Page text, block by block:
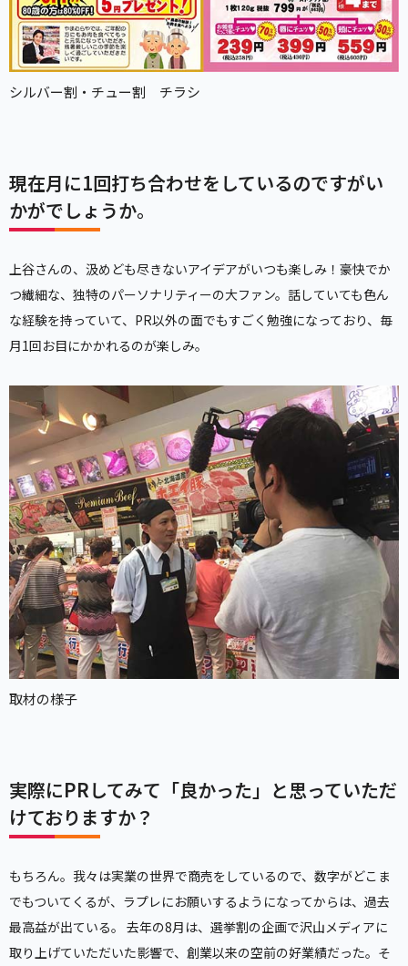
シルバー割・チュー割 チラシ
現在月に1回打ち合わせをしているのですがい
かがでしょうか。
上谷さんの、汲めども尽きないアイデアがいつも楽しみ！豪快でか
つ繊細な、独特のパーソナリティーの大ファン。話していても色ん
な経験を持っていて、PR以外の面でもすごく勉強になっており、毎
月1回お目にかかれるのが楽しみ。
取材の様子
実際にPRしてみて「良かった」と思っていただ
けておりますか？
もちろん。我々は実業の世界で商売をしているので、数字がどこま
でもついてくるが、ラプレにお願いするようになってからは、過去
最高益が出ている。 去年の8月は、選挙割の企画で沢山メディアに
取り上げていただいた影響で、創業以来の空前の好業績だった。そ